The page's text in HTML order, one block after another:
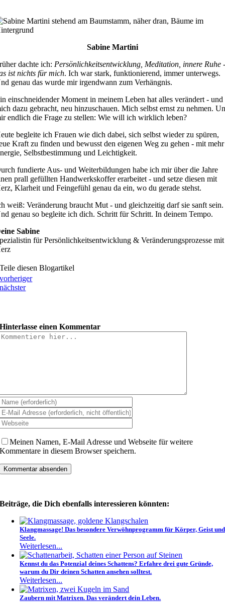
Sabine Martini
dachte ich: Persönlichkeitsentwicklung, Meditation, innere Ruhe
ist nichts für mich. Ich war stark, funktionierend, immer unterwegs.
genau das wurde mir irgendwann zum Verhängnis.
einschneidender Moment in meinem Leben hat alles verändert - und
dazu gebracht, neu hinzuschauen. Mich selbst ernst zu nehmen.
endlich die Frage zu stellen: Wie will ich wirklich leben?
begleite ich Frauen wie dich dabei, sich selbst wieder zu spüren,
Kraft zu finden und bewusst den eigenen Weg zu gehen - mit mehr
Selbstbestimmung und Leichtigkeit.
fundierte Aus- und Weiterbildungen habe ich mir über die Jahre
prall gefüllten Handwerkskoffer erarbeitet - und setze diesen mit
Klarheit und Feingefühl genau da ein, wo du gerade stehst.
weiß: Veränderung braucht Mut - und gleichzeitig darf sie sanft sein.
genau so begleite ich dich. Schritt für Schritt. In deinem Tempo.
Sabine
für Persönlichkeitsentwicklung & Veränderungsprozesse mit
Teile diesen Blogartikel
vorheriger
nächster
Hinterlasse einen Kommentar
Meinen Namen, E-Mail Adresse und Webseite für weitere
Kommentare in diesem Browser speichern.
Beiträge, die Dich ebenfalls interessieren könnten:
Klangmassage! Das besondere Verwöhnprogramm für Körper, Geist und
Seele.
Weiterlesen...
Kennst du das Potenzial deines Schattens? Erfahre drei gute Gründe,
warum du Dir deinen Schatten ansehen solltest.
Weiterlesen...
Zaubern mit Matrixen. Das verändert dein Leben.